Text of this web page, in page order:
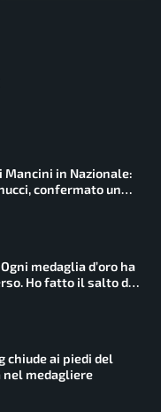
in Nazionale:
confermato un
medaglia d’oro ha
Ho fatto il salto di
chiude ai piedi del
medagliere